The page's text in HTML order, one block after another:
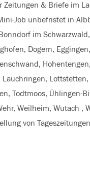
& Briefe im
Job unbefristet in
im
Dogern, Eggingen,
Lauchringen,
Todtmoos, Ühlingen-
Weilheim, Wutach ,
von